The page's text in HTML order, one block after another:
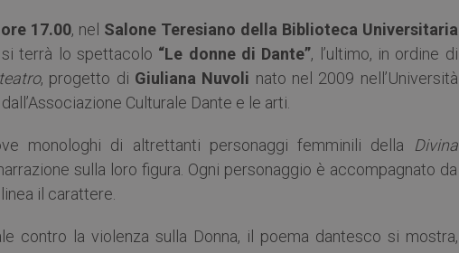
ore 17.00, nel Salone Teresiano della Biblioteca Universitaria
si terrà lo spettacolo “Le donne di Dante”, l’ultimo, in ordine di
, progetto di Giuliana Nuvoli nato nel 2009 nell’Università
Culturale Dante e le arti.
monologhi di altrettanti personaggi femminili della
Divina
sulla loro figura. Ogni personaggio è accompagnato da
il carattere.
contro la violenza sulla Donna, il poema dantesco si mostra,